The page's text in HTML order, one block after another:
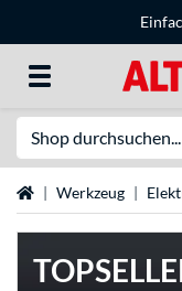
StartseiteWerkzeug